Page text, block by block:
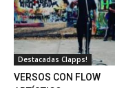
Destacadas Clapps!
VERSOS CON FLOW